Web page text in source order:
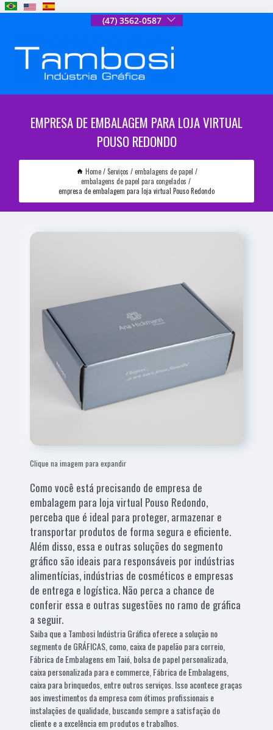
(47) 3562-0587
EMPRESA DE EMBALAGEM PARA LOJA VIRTUAL
POUSO REDONDO
Home Serviços
embalagens de papel
embalagens de papel para congelados
empresa de embalagem para loja virtual Pouso Redondo
Clique na imagem para expandir
Como você está precisando de empresa de
embalagem para loja virtual Pouso Redondo,
perceba que é ideal para proteger, armazenar e
transportar produtos de forma segura e eficiente.
Além disso, essa e outras soluções do segmento
gráfico são ideais para responsáveis por indústrias
alimentícias, indústrias de cosméticos e empresas
de entrega e logística. Não perca a chance de
conferir essa e outras sugestões no ramo de gráfica
a seguir.
Saiba que a Tambosi Indústria Gráfica oferece a solução no
segmento de GRÁFICAS, como, caixa de papelão para correio,
Fábrica de Embalagens em Taió, bolsa de papel personalizada,
caixa personalizada para e commerce, Fábrica de Embalagens,
caixa para brinquedos, entre outros serviços. Isso acontece graças
aos investimentos da empresa com ótimos profissionais e
instalações de qualidade, buscando sempre a satisfação do
cliente e a excelência em produtos e trabalhos.